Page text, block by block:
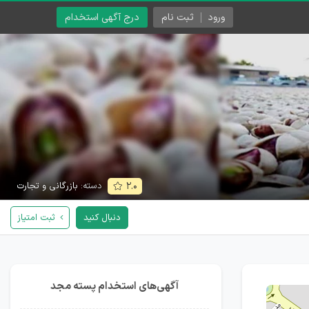
درج آگهی استخدام ورود ثبت نام
۲.۰ دسته: بازرگانی و تجارت
دنبال کنید ثبت امتیاز
آگهی‌های استخدام پسته مجد